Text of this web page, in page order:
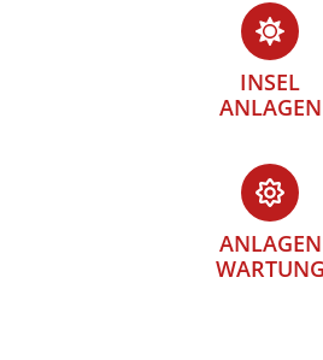
INSEL
ANLAGEN
ANLAGEN
WARTUNG